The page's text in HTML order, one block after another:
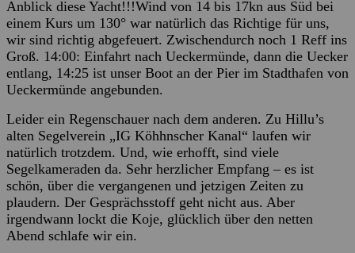
Anblick diese Yacht!!!Wind von 14 bis 17kn aus Süd bei
einem Kurs um 130° war natürlich das Richtige für uns,
wir sind richtig abgefeuert. Zwischendurch noch 1 Reff ins
Groß. 14:00: Einfahrt nach Ueckermünde, dann die Uecker
entlang, 14:25 ist unser Boot an der Pier im Stadthafen von
Ueckermünde angebunden.
Leider ein Regenschauer nach dem anderen. Zu Hillu’s
alten Segelverein „IG Köhhnscher Kanal“ laufen wir
natürlich trotzdem. Und, wie erhofft, sind viele
Segelkameraden da. Sehr herzlicher Empfang – es ist
schön, über die vergangenen und jetzigen Zeiten zu
plaudern. Der Gesprächsstoff geht nicht aus. Aber
irgendwann lockt die Koje, glücklich über den netten
Abend schlafe wir ein.